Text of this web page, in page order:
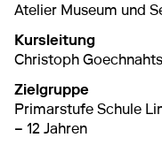
Atelier Museum und
Kursleitung
Christoph
Zielgruppe
Primarstufe Schule
– 12 Jahren